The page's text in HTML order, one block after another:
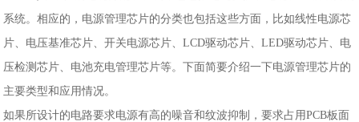
系统。相应的，电源管理芯片的分类也包括这些方面，比如线性电源芯
片、电压基准芯片、开关电源芯片、LCD驱动芯片、LED驱动芯片、电
压检测芯片、电池充电管理芯片等。下面简要介绍一下电源管理芯片的
主要类型和应用情况。
如果所设计的电路要求电源有高的噪音和纹波抑制，要求占用PCB板面